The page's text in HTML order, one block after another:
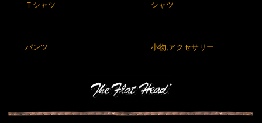
Ｔシャツ シャツ
パンツ 小物,アクセサリー